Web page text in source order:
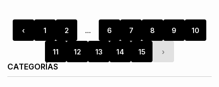
‹ 1 2 ... 6 7 8 9 10
11 12 13 14 15 ›
CATEGORÍAS